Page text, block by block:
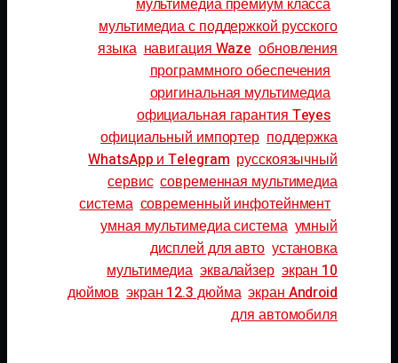
мультимедиа с поддержкой русского
языка навигация Waze обновления
программного обеспечения
оригинальная мультимедиа
официальная гарантия Teyes
официальный импортер поддержка
WhatsApp и Telegram русскоязычный
сервис современная мультимедиа
система современный инфотейнмент
умная мультимедиа система умный
дисплей для авто установка
мультимедиа эквалайзер экран 10
дюймов экран 12.3 дюйма экран Android
для автомобиля